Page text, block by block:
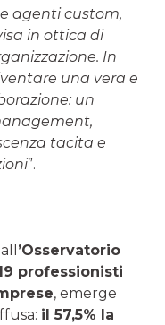
agenti custom,
in ottica di
In
una vera e
un
tacita e
”.
’Osservatorio
professionisti
, emerge
il 57,5% la